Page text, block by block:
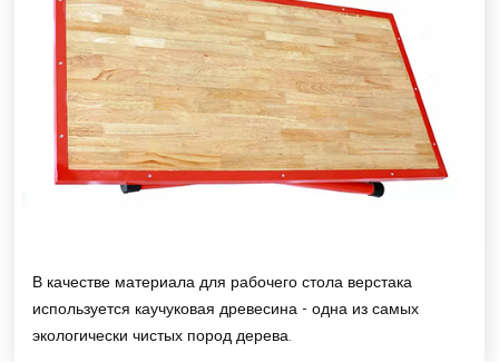
В качестве материала для рабочего стола верстака
используется каучуковая древесина - одна из самых
экологически чистых пород дерева.